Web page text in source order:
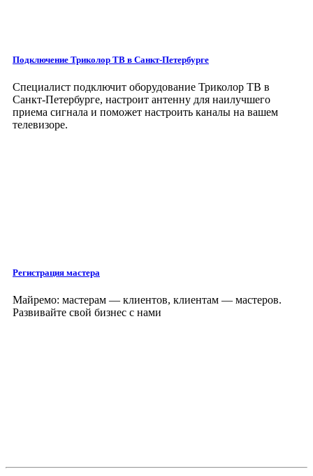
Подключение Триколор ТВ в Санкт-Петербурге
Специалист подключит оборудование Триколор ТВ в
Санкт-Петербурге, настроит антенну для наилучшего
приема сигнала и поможет настроить каналы на вашем
телевизоре.
Регистрация мастера
Майремо: мастерам — клиентов, клиентам — мастеров.
Развивайте свой бизнес с нами